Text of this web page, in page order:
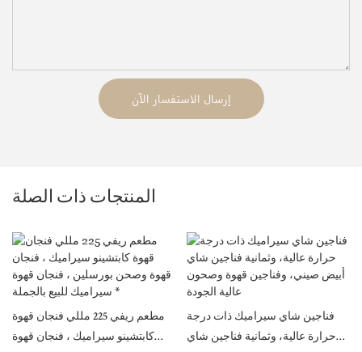
إرسال الاستفسار الآن
المنتجات ذات الصلة
مطعم ريفي 225 مللي فنجان قهوة
كابتشينو سيراميك ، فنجان قهوة
فناجين شاي سيراميك ذات درجة
حرارة عالية، وثمانية فناجين شاي